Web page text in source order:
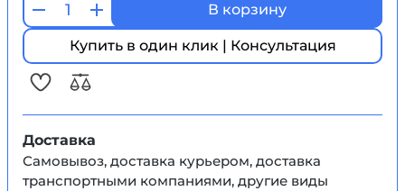
В корзину
Купить в один клик | Консультация
Доставка
Самовывоз, доставка курьером, доставка
транспортными компаниями, другие виды